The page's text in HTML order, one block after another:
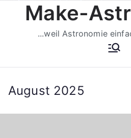
Make-
...weil Astronomie
August 2025